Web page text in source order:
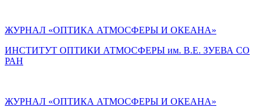
ЖУРНАЛ «ОПТИКА АТМОСФЕРЫ И ОКЕАНА»
ИНСТИТУТ ОПТИКИ АТМОСФЕРЫ им. В.Е. ЗУЕВА СО
РАН
ЖУРНАЛ «ОПТИКА АТМОСФЕРЫ И ОКЕАНА»